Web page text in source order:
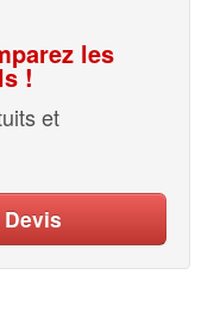
les
!
et